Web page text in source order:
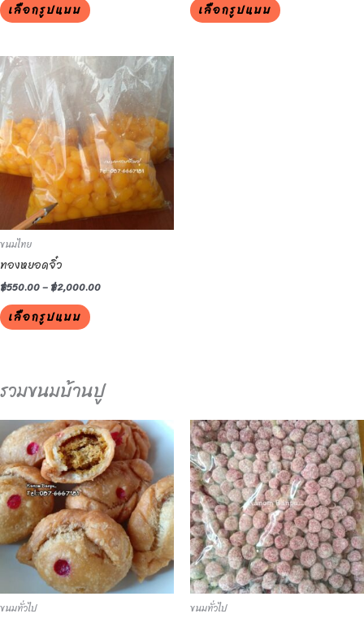
เลือกรูปแบบ
page
เลือกรูปแบบ
page
ขนมไทย
ทองหยอดจิ๋ว
฿550.00–฿2,000.00
เลือกรูปแบบ
This
product
has
multiple
variants.
The
options
may
be
the
product
page
รวมขนมบ้านปู
ขนมทั่วไป
This
product
has
multiple
variants.
The
options
may
be
ขนมทั่วไป
This
product
has
multiple
variants.
The
options
may
be